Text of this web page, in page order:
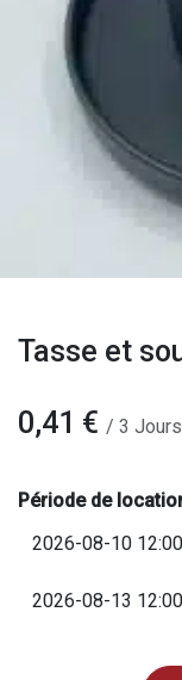
Tasse et
0,41 € / 3 Jours
Période de